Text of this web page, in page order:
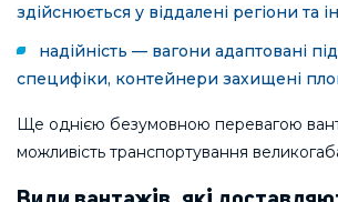
здійснюється у віддалені регіони та
надійність — вагони адаптовані
специфіки, контейнери захищені
Ще однією безумовною перевагою
можливість транспортування